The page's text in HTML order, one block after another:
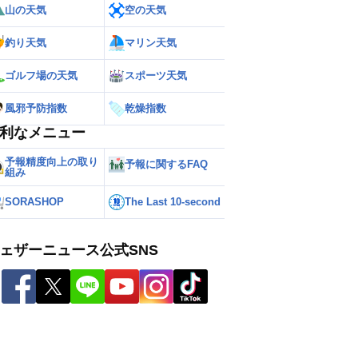
山の天気 空の天気
釣り天気 マリン天気
ゴルフ場の天気 スポーツ天気
風邪予防指数 乾燥指数
なメニュー
予報精度向上の取り
組み
予報に関するFAQ
SORASHOP The Last 10-second
ザーニュース公式SNS